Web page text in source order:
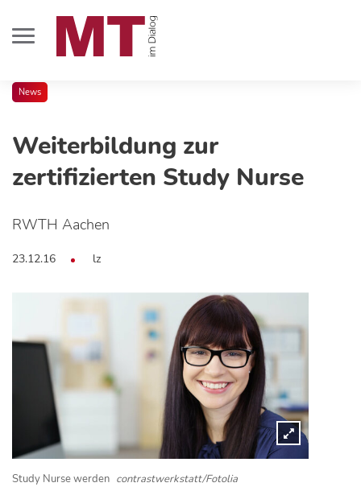
News
Weiterbildung zur
zertifizierten Study Nurse
RWTH Aachen
23.12.16 lz
Study Nurse werden contrastwerkstatt/Fotolia